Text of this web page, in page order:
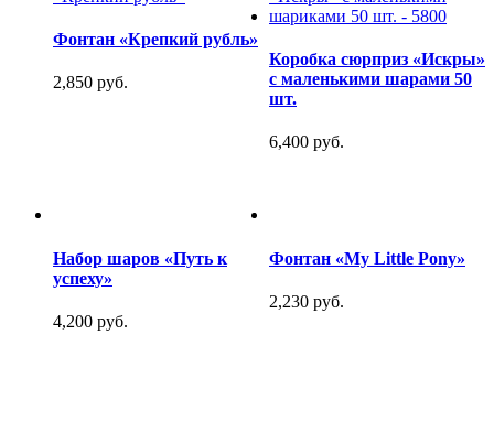
Фонтан «Крепкий рубль»
2,850 руб.
Коробка сюрприз «Искры»
с маленькими шарами 50
шт.
6,400 руб.
Набор шаров «Путь к
успеху»
4,200 руб.
Фонтан «My Little Pony»
2,230 руб.